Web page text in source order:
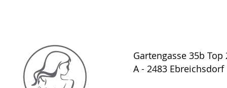
Gartengasse 35b Top
A - 2483 Ebreichsdorf